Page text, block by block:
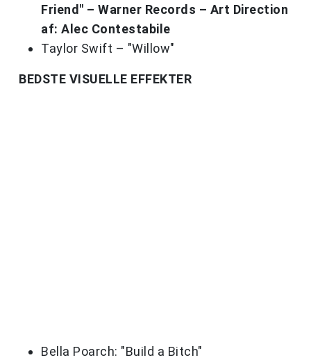
Friend" – Warner Records – Art Direction
af: Alec Contestabile
Taylor Swift – "Willow"
BEDSTE VISUELLE EFFEKTER
Bella Poarch: "Build a Bitch"